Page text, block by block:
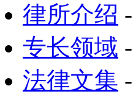
律所介绍 -
专长领域 -
法律文集 -